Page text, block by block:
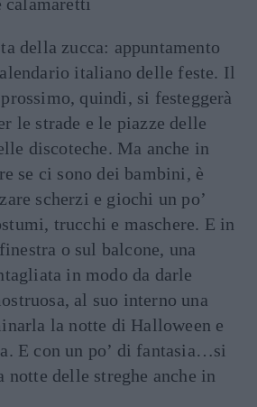
della zucca: appuntamento
italiano delle feste. Il
quindi, si festeggerà
le strade e le piazze delle
discoteche. Ma anche in
se ci sono dei bambini, è
scherzi e giochi un po’
trucchi e maschere. E in
o sul balcone, una
in modo da darle
al suo interno una
la notte di Halloween e
E con un po’ di fantasia…si
notte delle streghe anche in